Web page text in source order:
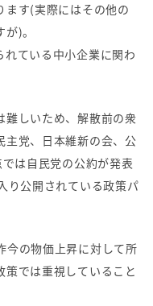
ます(実際にはその他の
が)。
ている中小企業に関わ
難しいため、解散前の衆
党、日本維新の会、公
では自民党の公約が発表
り公開されている政策パ
今の物価上昇に対して所
では重視していること